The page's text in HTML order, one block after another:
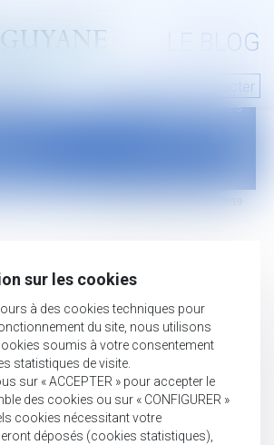
LE BLOG
Nous contacter
Cedex
35
Mentions légales
sur les cookies
à des cookies techniques pour
du site, nous utilisons
soumis à votre consentement
statistiques de visite.
sur « ACCEPTER » pour accepter le
des cookies ou sur « CONFIGURER »
cookies nécessitant votre
déposés (cookies statistiques),